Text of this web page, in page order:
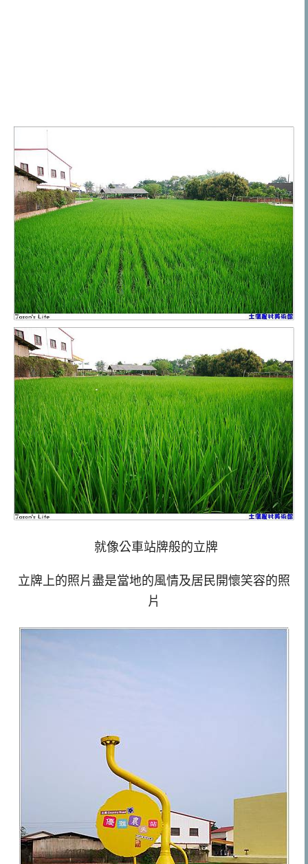
就像公車站牌般的立牌
立牌上的照片盡是當地的風情及居民開懷笑容的照
片